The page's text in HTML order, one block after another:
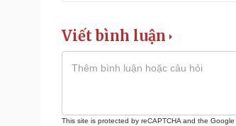
Viết bình luận
This site is protected by reCAPTCHA and the Google